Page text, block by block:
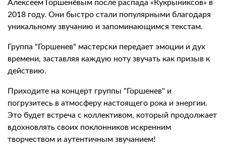
Алексеем Горшенёвым после распада «Кукрыниксов» в
2018 году. Они быстро стали популярными благодаря
уникальному звучанию и запоминающимся текстам.
Группа "Горшенев" мастерски передает эмоции и дух
времени, заставляя каждую ноту звучать как призыв к
действию.
Приходите на концерт группы "Горшенев" и
погрузитесь в атмосферу настоящего рока и энергии.
Это будет встреча с коллективом, который продолжает
вдохновлять своих поклонников искренним
творчеством и аутентичным звучанием!